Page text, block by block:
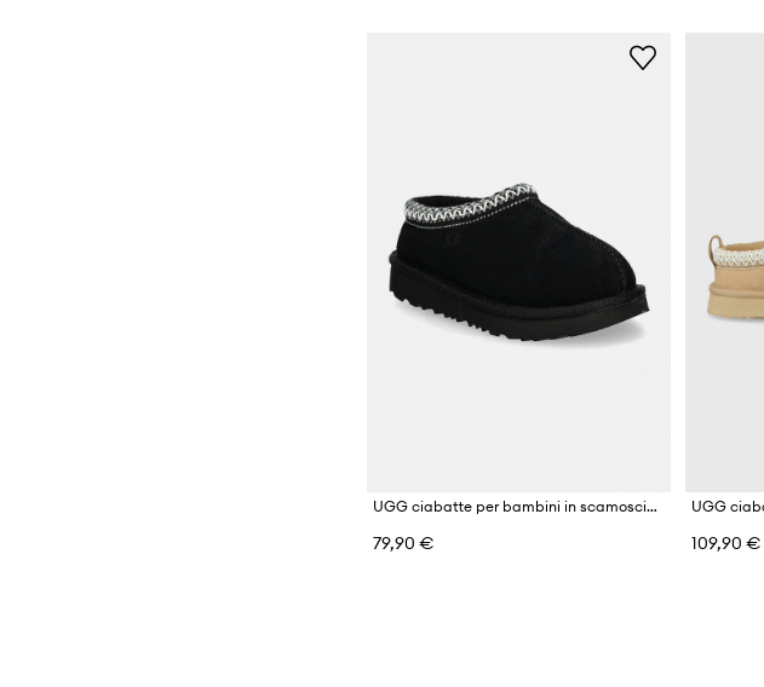
UGG ciabatte per bambini in scamoscio T TASMAN II
79,90 €
UGG
109,90 €